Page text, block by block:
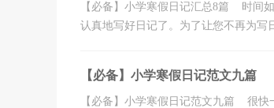
【必备】小学寒假日记汇总8篇 时间
认真地写好日记了。为了让您不再为写
【必备】小学寒假日记范文九篇
【必备】小学寒假日记范文九篇 很快